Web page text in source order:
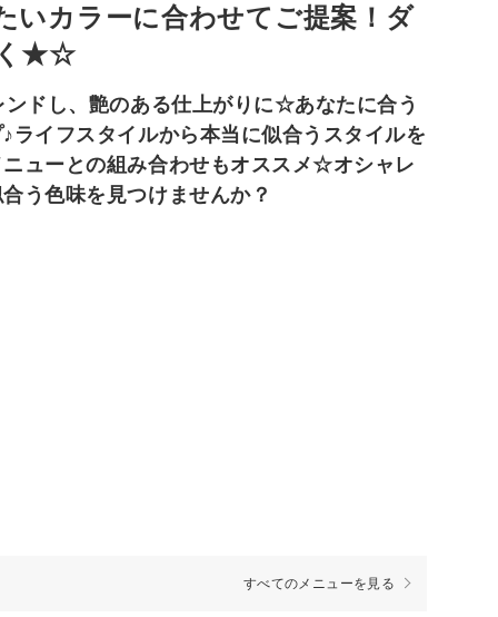
いカラーに合わせてご提案！ダ
く★☆
ドし、艶のある仕上がりに☆あなたに合う
ライフスタイルから本当に似合うスタイルを
ューとの組み合わせもオススメ☆オシャレ
う色味を見つけませんか？
すべてのメニューを見る